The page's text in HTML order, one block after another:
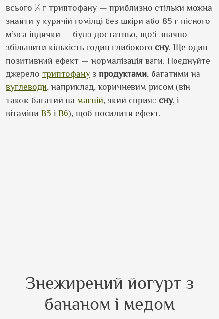
всього ¼ г триптофану — приблизно стільки можна
знайти у курячій гомілці без шкіри або 85 г пісного
м’яса індички — було достатньо, щоб значно
збільшити кількість годин глибокого сну. Ще один
позитивний ефект — нормалізація ваги. Поєднуйте
джерело триптофану з продуктами, багатими на
вуглеводи, наприклад, коричневим рисом (він
також багатий на магній, який сприяє сну, і
вітаміни B3 і B6), щоб посилити ефект.
Знежирений йогурт з
бананом і медом